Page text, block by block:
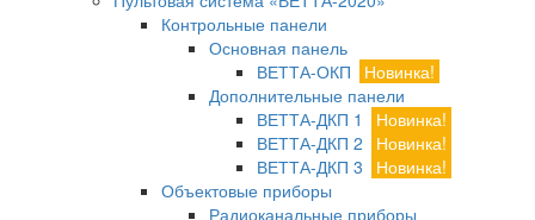
Контрольные панели
Основная панель
ВЕТТА-ОКП
Новинка!
Дополнительные панели
ВЕТТА-ДКП 1
Новинка!
ВЕТТА-ДКП 2
Новинка!
ВЕТТА-ДКП 3
Новинка!
Объектовые приборы
Радиоканальные приборы